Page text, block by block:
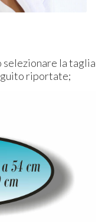
selezionare la taglia
riportate;